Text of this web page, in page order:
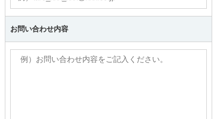
お問い合わせ内容